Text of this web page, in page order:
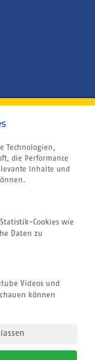
Technologien,
die Performance
Inhalte und
Cookies wie
Daten zu
Videos und
können